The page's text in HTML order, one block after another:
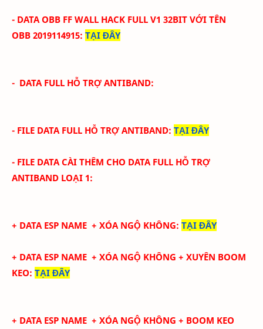
- DATA OBB FF WALL HACK FULL V1 32BIT VỚI TÊN
OBB 2019114915: TẠI ĐÂY
- DATA FULL HỖ TRỢ ANTIBAND:
- FILE DATA FULL HỖ TRỢ ANTIBAND: TẠI ĐÂY
- FILE DATA CÀI THÊM CHO DATA FULL HỖ TRỢ
ANTIBAND LOẠI 1:
+ DATA ESP NAME + XÓA NGỘ KHÔNG: TẠI ĐÂY
+ DATA ESP NAME + XÓA NGỘ KHÔNG + XUYÊN BOOM
KEO: TẠI ĐÂY
+ DATA ESP NAME + XÓA NGỘ KHÔNG + BOOM KEO